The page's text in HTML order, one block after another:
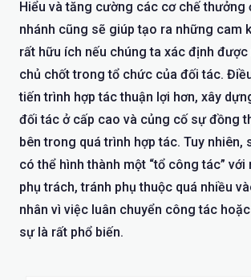
Hiểu và tăng cường các cơ chế thưởng
nhánh cũng sẽ giúp tạo ra những cam
rất hữu ích nếu chúng ta xác định
chủ chốt trong tổ chức của đối tác.
tiến trình hợp tác thuận lợi hơn, xây
đối tác ở cấp cao và củng cố sự đồng
bên trong quá trình hợp tác. Tuy nhiên,
có thể hình thành một “tổ công tác” với
phụ trách, tránh phụ thuộc quá nhiều
nhân vì việc luân chuyển công tác
sự là rất phổ biến.